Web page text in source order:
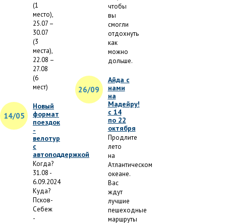
(1
место),
25.07 –
30.07
(3
места),
22.08 –
27.08
(6
мест)
14/05
Новый
формат
поездок
-
велотур
с
автоподдержкой
Когда?
31.08 -
6.09.2024
Куда?
Псков-
Себеж
-
чтобы
вы
смогли
отдохнуть
как
можно
дольше.
26/09
Айда с
нами
на
Мадейру!
с 14
по 22
октября
Продлите
лето
на
Атлантическом
океане.
Вас
ждут
лучшие
пешеходные
маршруты